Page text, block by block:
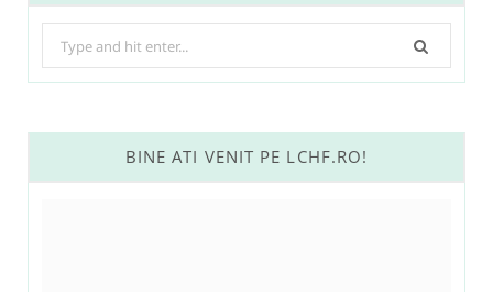
for:
BINE ATI VENIT PE LCHF.RO!